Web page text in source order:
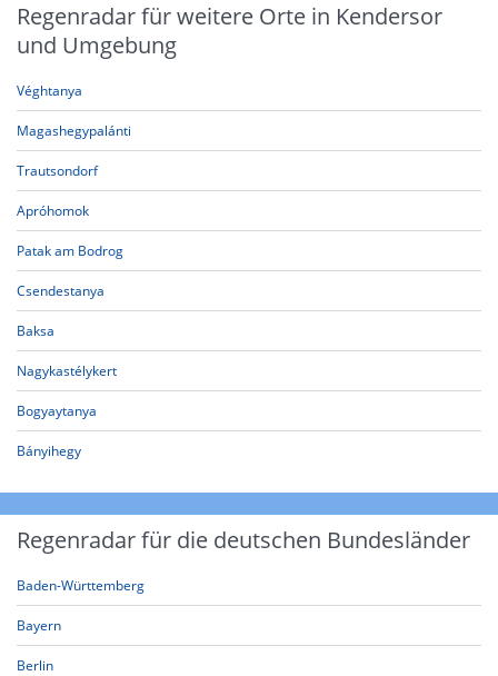
Regenradar für weitere Orte in Kendersor
und Umgebung
Véghtanya
Magashegypalánti
Trautsondorf
Apróhomok
Patak am Bodrog
Csendestanya
Baksa
Nagykastélykert
Bogyaytanya
Bányihegy
Regenradar für die deutschen Bundesländer
Baden-Württemberg
Bayern
Berlin